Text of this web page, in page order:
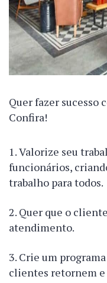
Quer fazer sucesso
Confira!
Valorize seu
funcionários,
trabalho para todos.
Quer que o
atendimento.
Crie um
clientes retornem e